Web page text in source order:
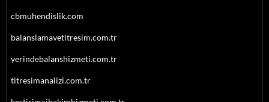
cbmuhendislik.com
balanslamavetitresim.com.tr
yerindebalanshizmeti.com.tr
titresimanalizi.com.tr